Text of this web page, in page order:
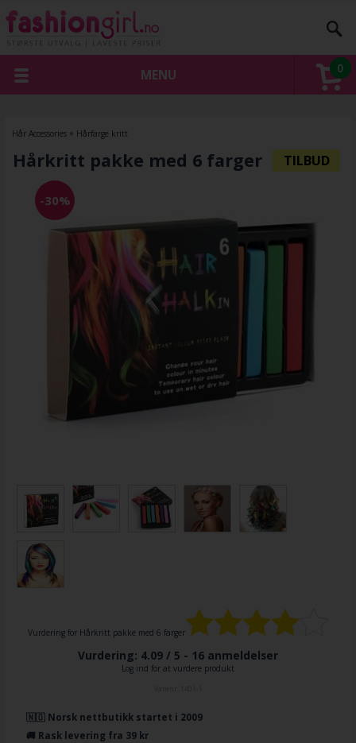
0
MENU
Hår Accessories » Hårfarge kritt
Hårkritt pakke med 6 farger
-30%
Vurdering for Hårkritt pakke med 6 farger
Vurdering: 4.09 / 5 - 16 anmeldelser
Log ind for at vurdere produkt
🇳🇴 Norsk nettbutikk startet i 2009
🚚 Rask levering fra 39 kr